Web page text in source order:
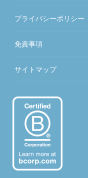
プライバシーポリシー
免責事項
サイトマップ